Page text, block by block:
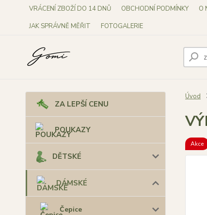
VRÁCENÍ ZBOŽÍ DO 14 DNŮ OBCHODNÍ PODMÍNKY O
JAK SPRÁVNĚ MĚŘIT
FOTOGALERIE
ZA LEPŠÍ CENU
POUKAZY
DĚTSKÉ
DÁMSKÉ
Čepice
Úvod
Akce